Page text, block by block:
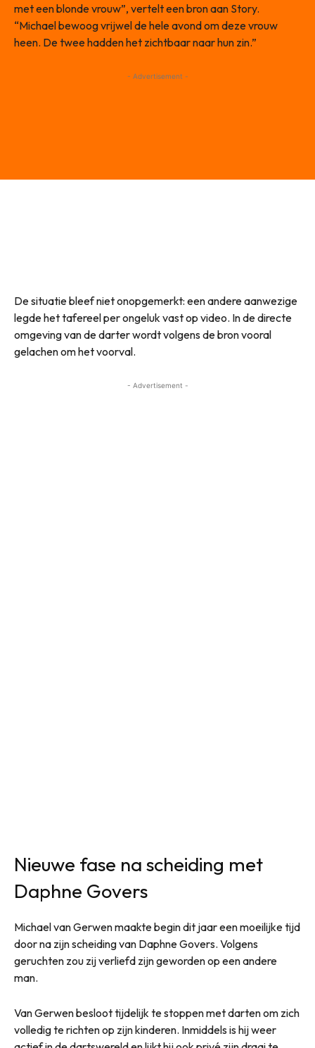
met een blonde vrouw”, vertelt een bron aan Story.
“Michael bewoog vrijwel de hele avond om deze vrouw
heen. De twee hadden het zichtbaar naar hun zin.”
- Advertisement -
De situatie bleef niet onopgemerkt: een andere aanwezige
legde het tafereel per ongeluk vast op video. In de directe
omgeving van de darter wordt volgens de bron vooral
gelachen om het voorval.
- Advertisement -
Nieuwe fase na scheiding met
Daphne Govers
Michael van Gerwen maakte begin dit jaar een moeilijke tijd
door na zijn scheiding van Daphne Govers. Volgens
geruchten zou zij verliefd zijn geworden op een andere
man.
Van Gerwen besloot tijdelijk te stoppen met darten om zich
volledig te richten op zijn kinderen. Inmiddels is hij weer